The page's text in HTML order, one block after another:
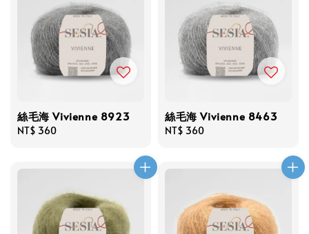
絲毛海 Vivienne 8923
Regular
NT$ 360
絲毛海 Vivienne 8463
Regular
NT$ 360